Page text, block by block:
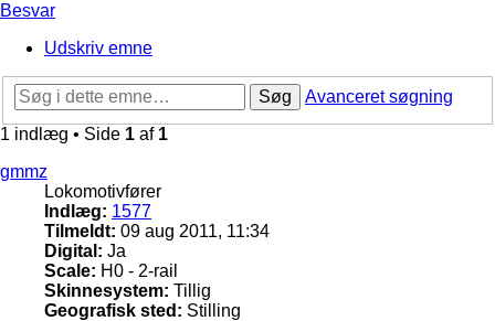
Besvar
Udskriv emne
Søg
Avanceret søgning
1 indlæg • Side 1 af 1
gmmz
Lokomotivfører
Indlæg: 1577
Tilmeldt: 09 aug 2011, 11:34
Digital: Ja
Scale: H0 - 2-rail
Skinnesystem: Tillig
Geografisk sted: Stilling